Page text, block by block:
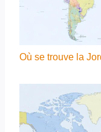
Où se trouve la